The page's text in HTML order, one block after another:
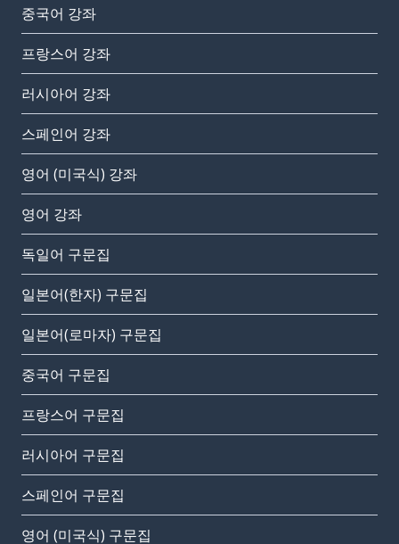
중국어 강좌
프랑스어 강좌
러시아어 강좌
스페인어 강좌
영어 (미국식) 강좌
영어 강좌
독일어 구문집
일본어(한자) 구문집
일본어(로마자) 구문집
중국어 구문집
프랑스어 구문집
러시아어 구문집
스페인어 구문집
영어 (미국식) 구문집